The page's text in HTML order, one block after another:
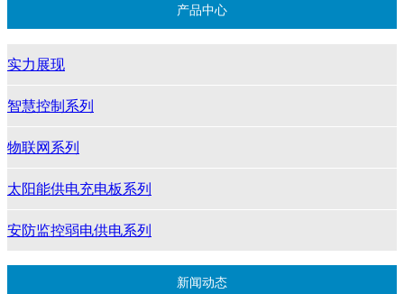
产品中心
实力展现
智慧控制系列
物联网系列
太阳能供电充电板系列
安防监控弱电供电系列
新闻动态